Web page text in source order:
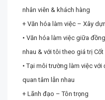
nhân viên & khách hàng
+ Văn hóa làm việc – Xây
• Văn hóa làm việc giữa
nhau & với tôi theo giá trị
• Tại môi trường làm việc
quan tâm lẫn nhau
+ Lãnh đạo – Tôn trọng